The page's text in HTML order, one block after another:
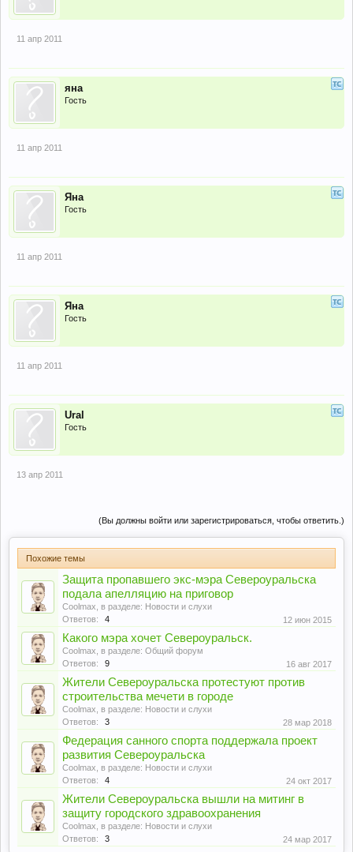
11 апр 2011
яна
Гость
11 апр 2011
Яна
Гость
11 апр 2011
Яна
Гость
11 апр 2011
Ural
Гость
13 апр 2011
(Вы должны войти или зарегистрироваться, чтобы ответить.)
Похожие темы
Защита пропавшего экс-мэра Североуральска
подала апелляцию на приговор
Coolmax , в разделе: Новости и слухи
Ответов:
4 12 июн 2015
Какого мэра хочет Североуральск.
Coolmax , в разделе: Общий форум
Ответов:
9 16 авг 2017
Жители Североуральска протестуют против
строительства мечети в городе
Coolmax , в разделе: Новости и слухи
Ответов:
3 28 мар 2018
Федерация санного спорта поддержала проект
развития Североуральска
Coolmax , в разделе: Новости и слухи
Ответов:
4 24 окт 2017
Жители Североуральска вышли на митинг в
защиту городского здравоохранения
Coolmax , в разделе: Новости и слухи
Ответов:
3 24 мар 2017